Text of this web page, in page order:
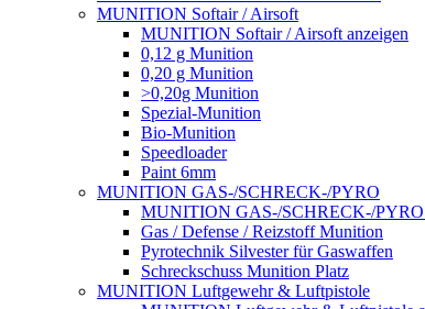
MUNITION Softair / Airsoft
MUNITION Softair / Airsoft anzeigen
0,12 g Munition
0,20 g Munition
>0,20g Munition
Spezial-Munition
Bio-Munition
Speedloader
Paint 6mm
MUNITION GAS-/SCHRECK-/PYRO
MUNITION GAS-/SCHRECK-/PYRO
Gas / Defense / Reizstoff Munition
Pyrotechnik Silvester für Gaswaffen
Schreckschuss Munition Platz
MUNITION Luftgewehr & Luftpistole